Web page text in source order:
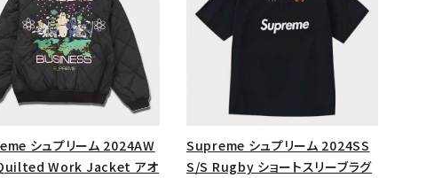
シュプリーム 2024AW
Work Jacket アオ
Supreme シュプリーム 2024SS
S/S Rugby ショートスリーブラグ